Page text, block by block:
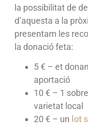
la possibilitat de
d’aquesta a la
presentam les
la donació feta:
5 € – et
aportació
10 € – 1
varietat local
20 € – un lot